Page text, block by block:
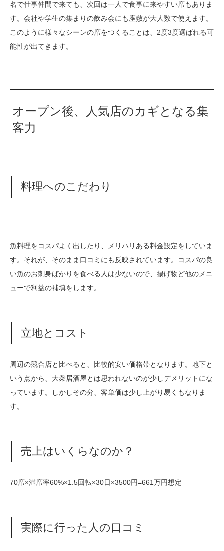
名で仕事仲間で来ても、次回は一人で食事に来やすい席もありま
す。会社や学生の集まりの飲み会にも座敷が大人数で使えます。
このように様々なシーンの席をつくることは、2度3度選ばれる可
能性が出てきます。
オープン後、人気店のカギとなる集
客力
料理へのこだわり
魚料理をコスパよく出したり、メリハリある料金設定をしていま
す。それが、そのまま口コミにも反映されています。コスパの良
い魚のお刺身ばかりを食べる人は少ないので、揚げ物ど他のメニ
ューで利益の補填をします。
立地とコスト
周辺の競合店と比べると、比較的安い価格帯となります。地下と
いう点から、大衆居酒屋とは思われないのが少しデメリットにな
っています。しかしその分、客単価は少し上がり易くもなりま
す。
売上はいくらなのか？
70席×満席率60%×1.5回転×30日×3500円=661万円想定
実際に行った人の口コミ